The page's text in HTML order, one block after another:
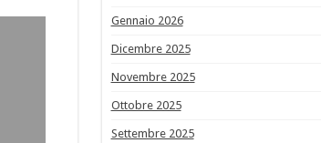
Gennaio 2026
Dicembre 2025
Novembre 2025
Ottobre 2025
Settembre 2025